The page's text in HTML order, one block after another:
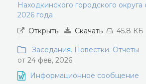
Находкинского городского округа
2026 года
Открыть
Скачать 45.8 КБ
Заседания. Повестки. Отчеты
от 24 фев, 2026
Информационное сообщение